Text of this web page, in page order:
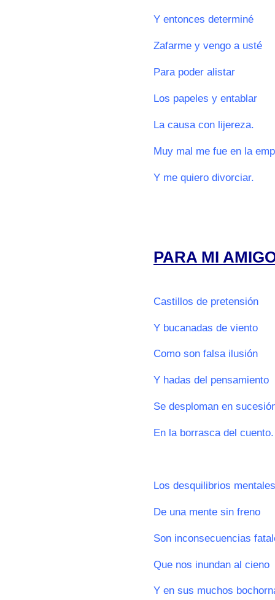
Y entonces determiné
Zafarme y vengo a usté
Para poder alistar
Los papeles y entablar
La causa con lijereza.
Muy mal me fue en la
Y me quiero divorciar.
PARA MI
Castillos de pretensión
Y bucanadas de viento
Como son falsa ilusión
Y hadas del pensamiento
Se desploman en
En la borrasca del cuento.
Los desquilibrios mentales
De una mente sin freno
Son inconsecuencias
Que nos inundan al cieno
Y en sus muchos